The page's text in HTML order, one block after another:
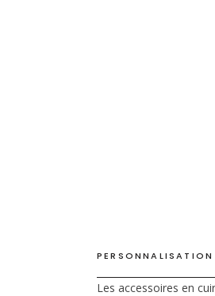
PERSONNALISATION
Les accessoires en